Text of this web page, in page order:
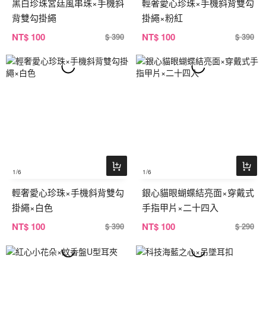
背雙勾掛繩
NT$ 100 $ 390
掛繩×粉紅
NT$ 100 $ 390
1/6
輕奢愛心珍珠×手機斜背雙勾
掛繩×白色
NT$ 100 $ 390
1/6
銀心貓眼蝴蝶結亮面×穿戴式
手指甲片×二十四入
NT$ 100 $ 290